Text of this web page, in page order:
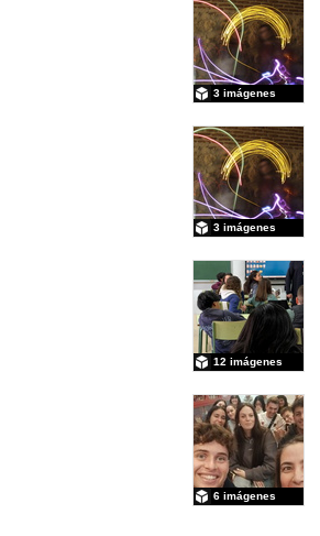
3 imágenes
3 imágenes
12 imágenes
6 imágenes